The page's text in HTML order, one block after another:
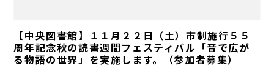
【中央図書館】１１月２２日（土）市制施行５５
周年記念秋の読書週間フェスティバル「音で広が
る物語の世界」を実施します。（参加者募集）